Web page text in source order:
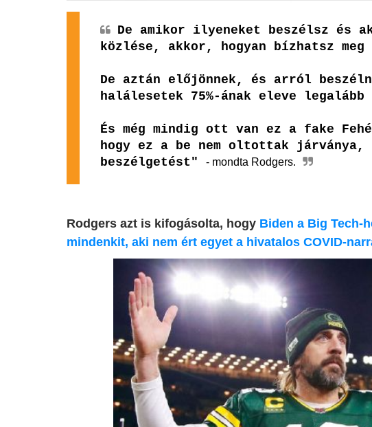
De amikor ilyeneket beszélsz és
közlése, akkor, hogyan bízhatsz meg
De aztán előjönnek, és arról
halálesetek 75%-ának eleve
És még mindig ott van ez a fake
hogy ez a be nem oltottak
beszélgetést" - mondta Rodgers.
Rodgers azt is kifogásolta, hogy Biden a Big Tech-
mindenkit, aki nem ért egyet a hivatalos COVID-